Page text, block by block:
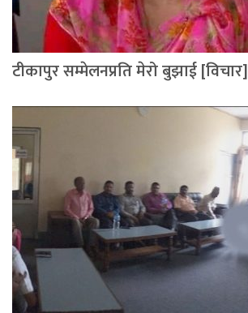
टीकापुर सम्मेलनप्रति मेरो बुझाई [विचार]